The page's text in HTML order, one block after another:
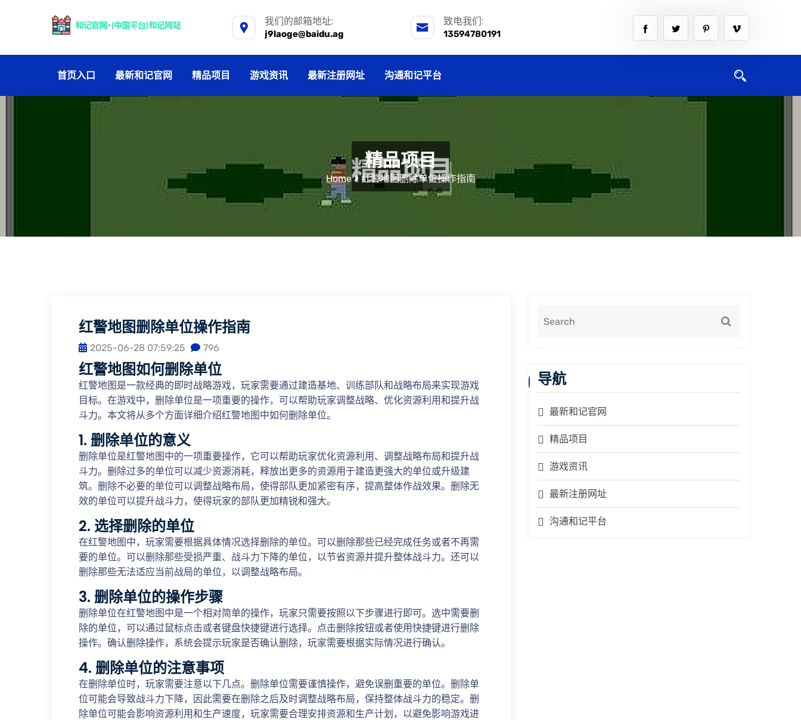
我们的邮箱地址:
j9laoge@baidu.ag
致电我们:
13594780191
首页入口 最新和记官网 精品项目 游戏资讯 最新注册网址 沟通和记平台
精品项目
Home 红警地图删除单位操作指南
红警地图删除单位操作指南
2025-06-28 07:59:25 796
红警地图如何删除单位
红警地图是一款经典的即时战略游戏，玩家需要通过建造基地、训练部队和战略布局来实现游戏
目标。在游戏中，删除单位是一项重要的操作，可以帮助玩家调整战略、优化资源利用和提升战
斗力。本文将从多个方面详细介绍红警地图中如何删除单位。
1. 删除单位的意义
删除单位是红警地图中的一项重要操作，它可以帮助玩家优化资源利用、调整战略布局和提升战
斗力。删除过多的单位可以减少资源消耗，释放出更多的资源用于建造更强大的单位或升级建
筑。删除不必要的单位可以调整战略布局，使得部队更加紧密有序，提高整体作战效果。删除无
效的单位可以提升战斗力，使得玩家的部队更加精锐和强大。
2. 选择删除的单位
在红警地图中，玩家需要根据具体情况选择删除的单位。可以删除那些已经完成任务或者不再需
要的单位。可以删除那些受损严重、战斗力下降的单位，以节省资源并提升整体战斗力。还可以
删除那些无法适应当前战局的单位，以调整战略布局。
3. 删除单位的操作步骤
删除单位在红警地图中是一个相对简单的操作，玩家只需要按照以下步骤进行即可。选中需要删
除的单位，可以通过鼠标点击或者键盘快捷键进行选择。点击删除按钮或者使用快捷键进行删除
操作。确认删除操作，系统会提示玩家是否确认删除，玩家需要根据实际情况进行确认。
4. 删除单位的注意事项
在删除单位时，玩家需要注意以下几点。删除单位需要谨慎操作，避免误删重要的单位。删除单
位可能会导致战斗力下降，因此需要在删除之后及时调整战略布局，保持整体战斗力的稳定。删
除单位可能会影响资源利用和生产速度，玩家需要合理安排资源和生产计划，以避免影响游戏进
导航
最新和记官网
精品项目
游戏资讯
最新注册网址
沟通和记平台